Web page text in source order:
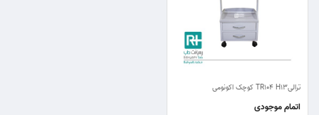
ترالیTR104 H13 کوچک اکونومی
اتمام موجودی